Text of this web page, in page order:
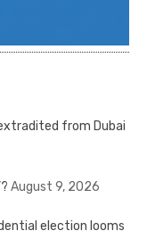
from Dubai
August 9, 2026
election looms